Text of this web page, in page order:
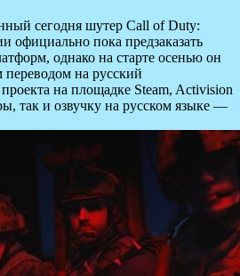
сегодня шутер Call of Duty:
официально пока предзаказать
однако на старте осенью он
переводом на русский
на площадке Steam, Activision
так и озвучку на русском языке —